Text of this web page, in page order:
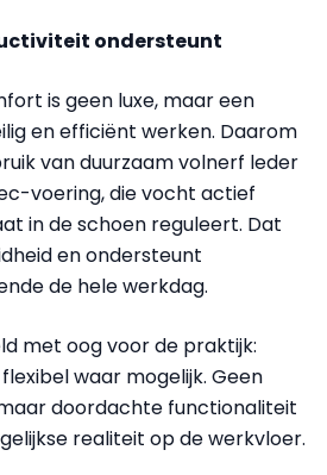
ondersteunt
is geen luxe, maar een
en efficiënt werken. Daarom
van duurzaam volnerf leder
voering, die vocht actief
in de schoen reguleert. Dat
en ondersteunt
de hele werkdag.
met oog voor de praktijk:
waar mogelijk. Geen
doordachte functionaliteit
realiteit op de werkvloer.